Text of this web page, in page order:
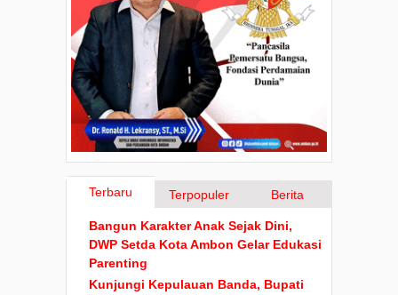
Terbaru Terpopuler Berita
Bangun Karakter Anak Sejak Dini,
DWP Setda Kota Ambon Gelar Edukasi
Parenting
Kunjungi Kepulauan Banda, Bupati